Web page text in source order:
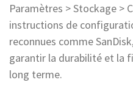
Paramètres > Stockage >
instructions de
reconnues comme
garantir la durabilité et la
long terme.